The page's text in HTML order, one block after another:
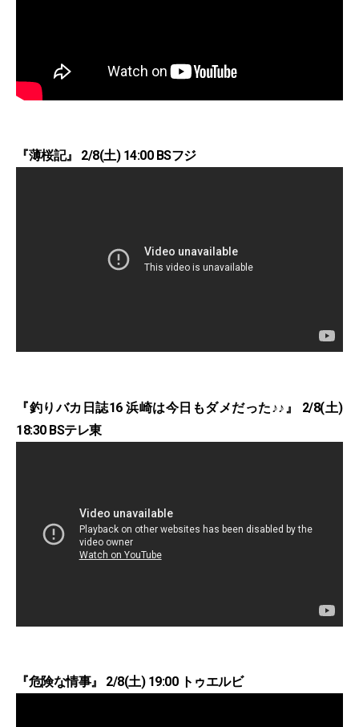
『薄桜記』 2/8(土) 14:00 BSフジ
『釣りバカ日誌16 浜崎は今日もダメだった♪♪』 2/8(土)
18:30 BSテレ東
『危険な情事』 2/8(土) 19:00 トゥエルビ